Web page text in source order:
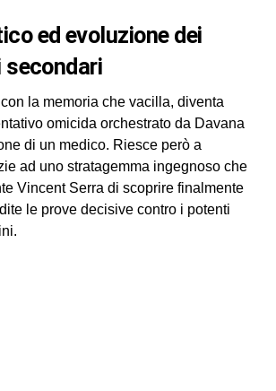
secondari
la memoria che vacilla, diventa
omicida orchestrato da Davana
di un medico. Riesce però a
ad uno stratagemma ingegnoso che
Vincent Serra di scoprire finalmente
le prove decisive contro i potenti